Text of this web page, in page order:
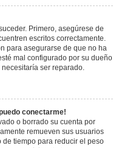
Primero, asegúrese de
escritos correctamente.
para asegurarse de que no ha
mal configurado por su dueño
ser reparado.
conectarme!
o borrado su cuenta por
remueven sus usuarios
tiempo para reducir el peso